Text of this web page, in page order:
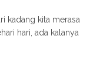
kadang kita merasa
hari, ada kalanya